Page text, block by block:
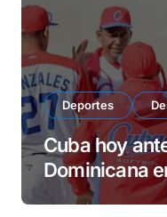
Deportes
Cuba hoy
Dominicana